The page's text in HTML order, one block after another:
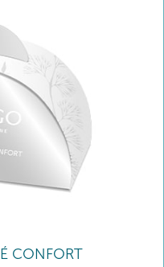
CONFORT